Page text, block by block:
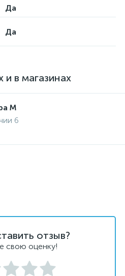
Да
Да
и в магазинах
M
6
отзыв?
свою оценку!